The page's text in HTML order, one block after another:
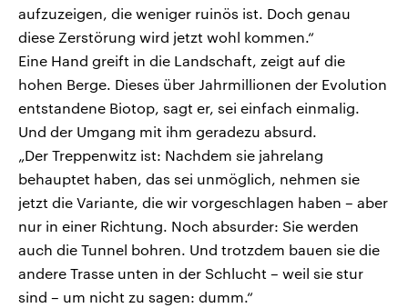
aufzuzeigen, die weniger ruinös ist. Doch genau
diese Zerstörung wird jetzt wohl kommen.“
Eine Hand greift in die Landschaft, zeigt auf die
hohen Berge. Dieses über Jahrmillionen der Evolution
entstandene Biotop, sagt er, sei einfach einmalig.
Und der Umgang mit ihm geradezu absurd.
„Der Treppenwitz ist: Nachdem sie jahrelang
behauptet haben, das sei unmöglich, nehmen sie
jetzt die Variante, die wir vorgeschlagen haben – aber
nur in einer Richtung. Noch absurder: Sie werden
auch die Tunnel bohren. Und trotzdem bauen sie die
andere Trasse unten in der Schlucht – weil sie stur
sind – um nicht zu sagen: dumm.“